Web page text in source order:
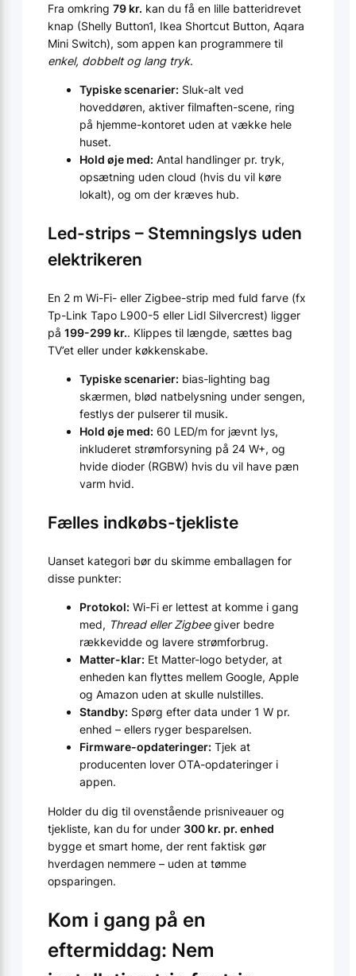
Fra omkring 79 kr. kan du få en lille batteri­drevet
knap (Shelly Button1, Ikea Shortcut Button, Aqara
Mini Switch), som appen kan programmere til
enkel, dobbelt og lang tryk.
Typiske scenarier: Sluk-alt ved
hoveddøren, aktiver filmaften-scene, ring
på hjemme-kontoret uden at vække hele
huset.
Hold øje med: Antal handlinger pr. tryk,
opsætning uden cloud (hvis du vil køre
lokalt), og om der kræves hub.
Led-strips – Stemningslys uden
elektrikeren
En 2 m Wi-Fi- eller Zigbee-strip med fuld farve (fx
Tp-Link Tapo L900-5 eller Lidl Silvercrest) ligger
på 199-299 kr.. Klippes til længde, sættes bag
TV’et eller under køkken­skabe.
Typiske scenarier: bias-lighting bag
skærmen, blød natbelysning under sengen,
festlys der pulserer til musik.
Hold øje med: 60 LED/m for jævnt lys,
inkluderet strømforsyning på 24 W+, og
hvide dioder (RGBW) hvis du vil have pæn
varm hvid.
Fælles indkøbs-tjekliste
Uanset kategori bør du skimme emballagen for
disse punkter:
Protokol: Wi-Fi er lettest at komme i gang
med, Thread eller Zigbeegiver bedre
rækkevidde og lavere strømforbrug.
Matter-klar: Et Matter-logo betyder, at
enheden kan flyttes mellem Google, Apple
og Amazon uden at skulle nulstilles.
Standby: Spørg efter data under 1 W pr.
enhed – ellers ryger besparelsen.
Firmware-opdateringer: Tjek at
producenten lover OTA-opdateringer i
appen.
Holder du dig til ovenstående prisniveauer og
tjekliste, kan du for under 300 kr. pr. enhed
bygge et smart home, der rent faktisk gør
hverdagen nemmere – uden at tømme
opsparingen.
Kom i gang på en
eftermiddag: Nem